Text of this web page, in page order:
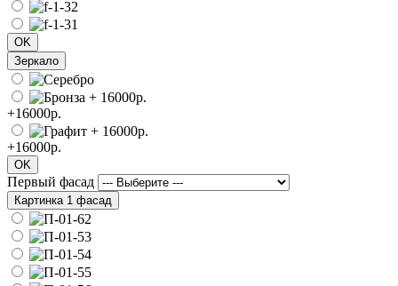
OK
Зеркало
+16000р.
+16000р.
OK
Первый фасад
Картинка 1 фасад